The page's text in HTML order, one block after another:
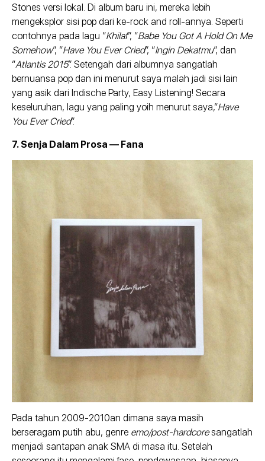
Stones versi lokal. Di album baru ini, mereka lebih
mengeksplor sisi pop dari ke-rock and roll-annya. Seperti
contohnya pada lagu “Khilaf”, “Babe You Got A Hold On Me
Somehow”, “Have You Ever Cried”, “Ingin Dekatmu”, dan
“Atlantis 2015”. Setengah dari albumnya sangatlah
bernuansa pop dan ini menurut saya malah jadi sisi lain
yang asik dari Indische Party, Easy Listening! Secara
keseluruhan, lagu yang paling yoih menurut saya,“Have
You Ever Cried”.
7. Senja Dalam Prosa — Fana
Pada tahun 2009-2010an dimana saya masih
berseragam putih abu, genre emo/post-hardcoresangatlah
menjadi santapan anak SMA di masa itu. Setelah